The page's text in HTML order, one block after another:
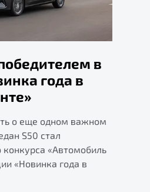
в
года в
о еще одном важном
S50 стал
«Автомобиль
«Новинка года в